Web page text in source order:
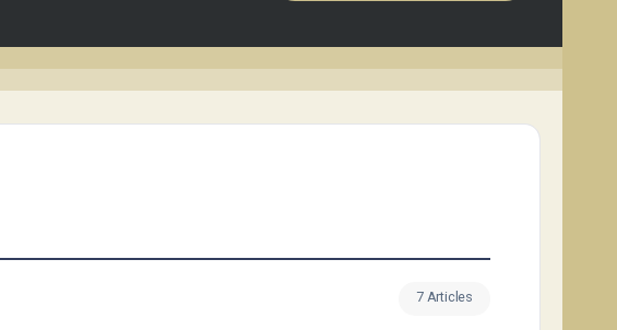
7 Articles